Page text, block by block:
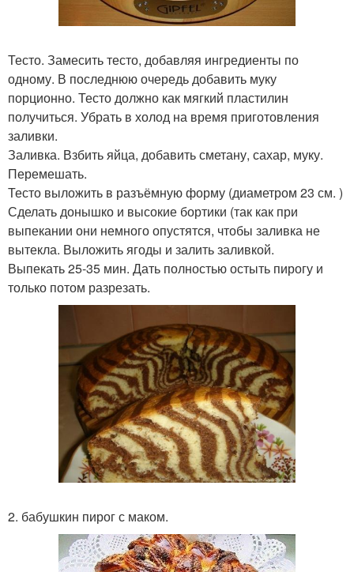
Тесто. Замесить тесто, добавляя ингредиенты по
одному. В последнюю очередь добавить муку
порционно. Тесто должно как мягкий пластилин
получиться. Убрать в холод на время приготовления
заливки.
Заливка. Взбить яйца, добавить сметану, сахар, муку.
Перемешать.
Тесто выложить в разъёмную форму (диаметром 23 см. )
Сделать донышко и высокие бортики (так как при
выпекании они немного опустятся, чтобы заливка не
вытекла. Выложить ягоды и залить заливкой.
Выпекать 25-35 мин. Дать полностью остыть пирогу и
только потом разрезать.
2. бабушкин пирог с маком.